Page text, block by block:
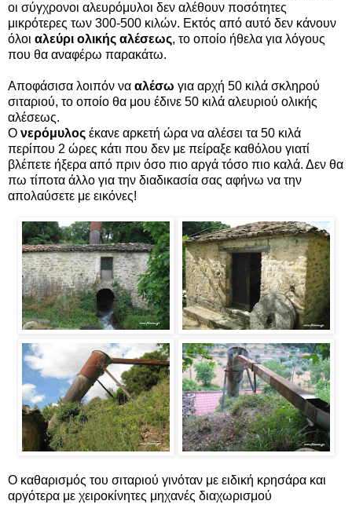
οι σύγχρονοι αλευρόμυλοι δεν αλέθουν ποσότητες
μικρότερες των 300-500 κιλών. Εκτός από αυτό δεν κάνουν
όλοι αλεύρι ολικής αλέσεως, το οποίο ήθελα για λόγους
που θα αναφέρω παρακάτω.
Αποφάσισα λοιπόν να αλέσω για αρχή 50 κιλά σκληρού
σιταριού, το οποίο θα μου έδινε 50 κιλά αλευριού ολικής
αλέσεως.
Ο νερόμυλος έκανε αρκετή ώρα να αλέσει τα 50 κιλά
περίπου 2 ώρες κάτι που δεν με πείραξε καθόλου γιατί
βλέπετε ήξερα από πριν όσο πιο αργά τόσο πιο καλά. Δεν θα
πω τίποτα άλλο για την διαδικασία σας αφήνω να την
απολαύσετε με εικόνες!
Ο καθαρισμός του σιταριού γινόταν με ειδική κρησάρα και
αργότερα με χειροκίνητες μηχανές διαχωρισμού